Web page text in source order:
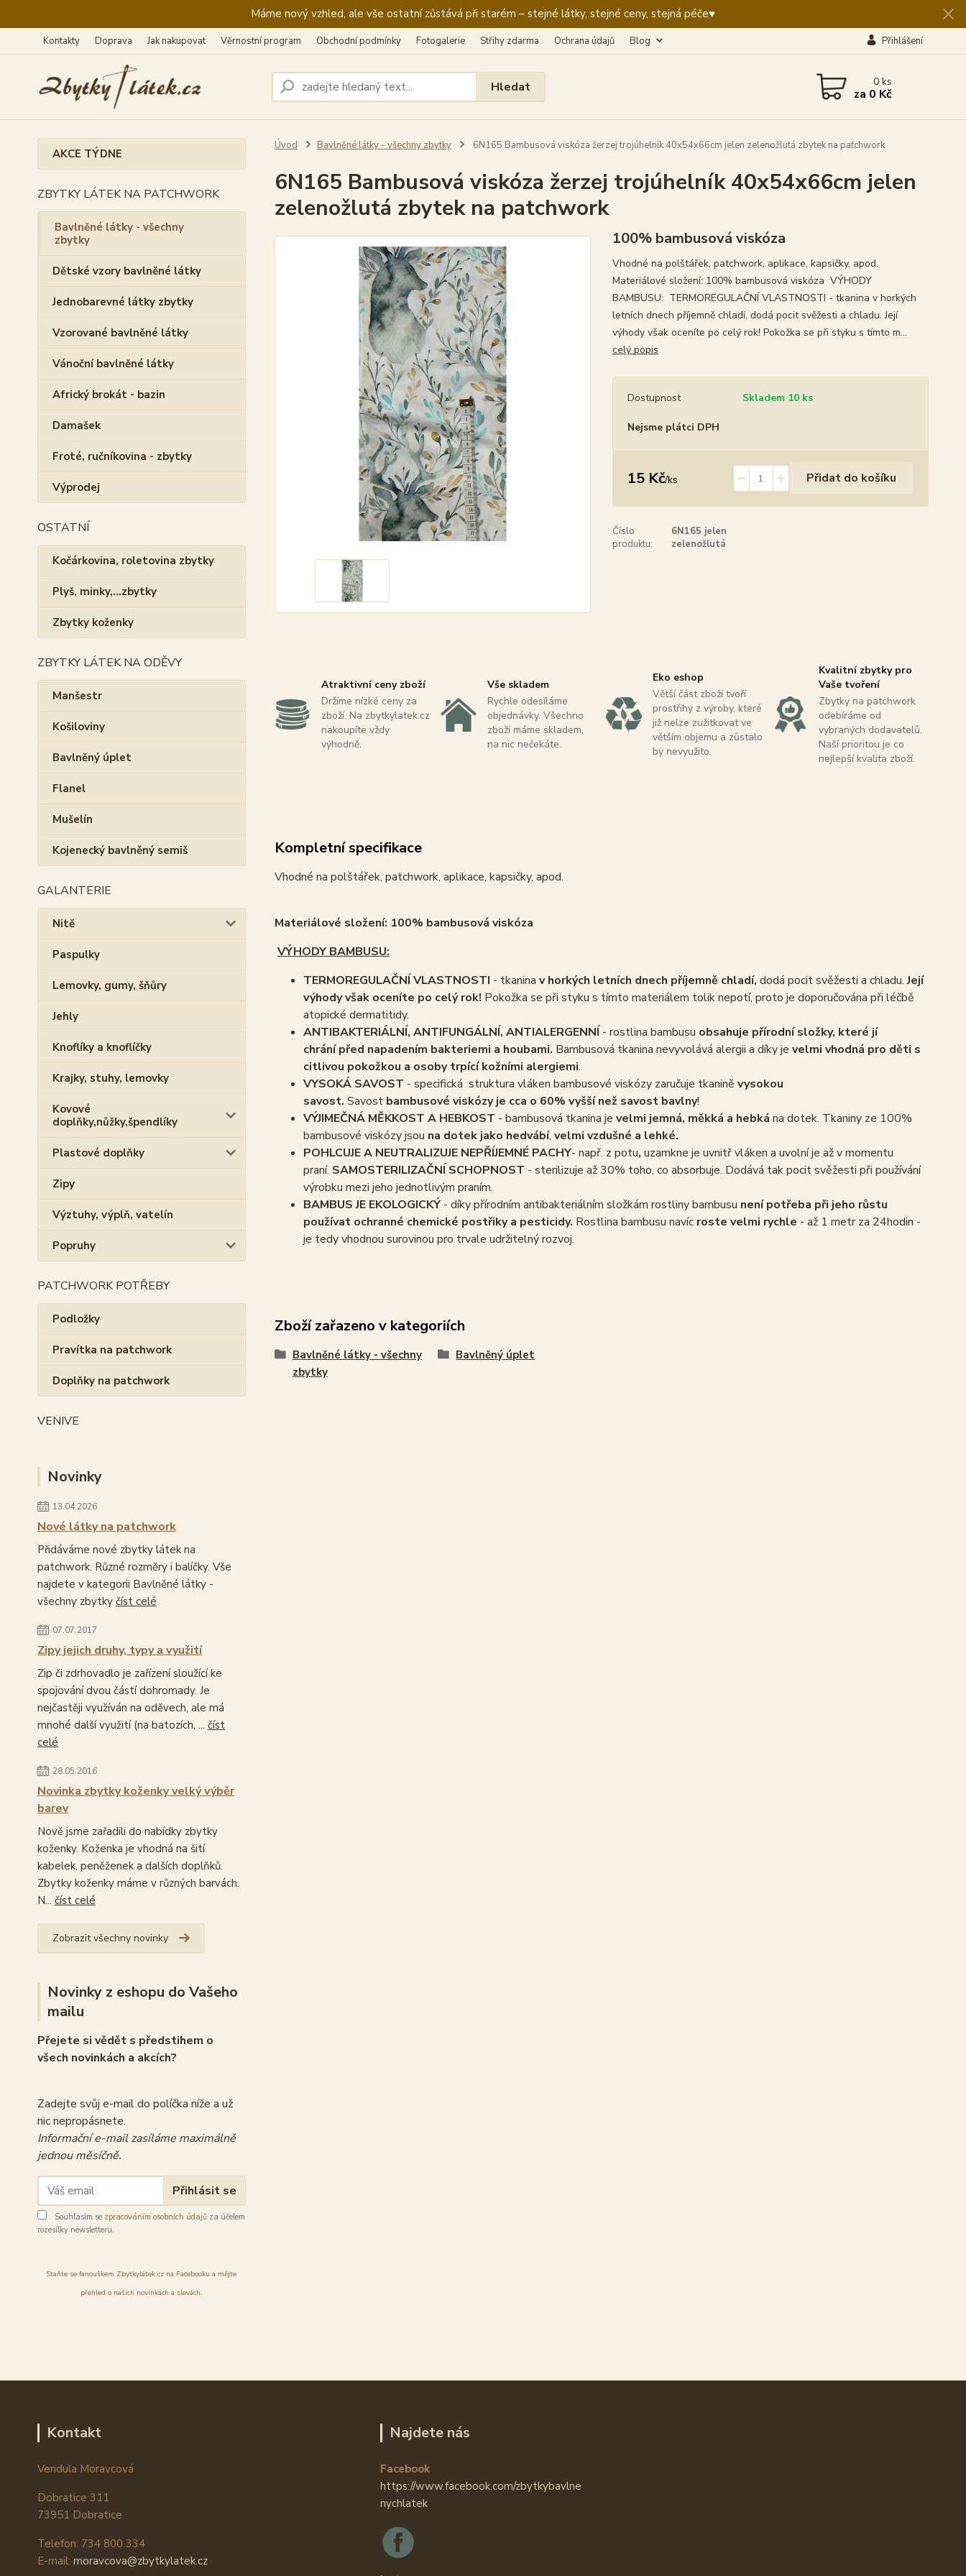
Máme nový vzhled, ale vše ostatní zůstává při starém – stejné látky, stejné ceny, stejná péče♥️
Kontakty Doprava Jak nakupovat Věrnostní program Obchodní podmínky Fotogalerie Střihy zdarma Ochrana údajů Blog Přihlášení
Hledat 0ks
za 0 Kč
AKCE TÝDNE
ZBYTKY LÁTEK NA PATCHWORK
Bavlněné látky - všechny
zbytky
Dětské vzory bavlněné látky
Jednobarevné látky zbytky
Vzorované bavlněné látky
Vánoční bavlněné látky
Africký brokát - bazin
Damašek
Froté, ručníkovina - zbytky
Výprodej
OSTATNÍ
Kočárkovina, roletovina zbytky
Plyš, minky,...zbytky
Zbytky koženky
ZBYTKY LÁTEK NA ODĚVY
Manšestr
Košiloviny
Bavlněný úplet
Flanel
Mušelín
Kojenecký bavlněný semiš
GALANTERIE
Nitě
Paspulky
Lemovky, gumy, šňůry
Jehly
Knoflíky a knoflíčky
Krajky, stuhy, lemovky
Kovové
doplňky,nůžky,špendlíky
Plastové doplňky
Zipy
Výztuhy, výplň, vatelín
Popruhy
PATCHWORK POTŘEBY
Podložky
Pravítka na patchwork
Doplňky na patchwork
VENIVE
Novinky
13.04.2026
Nové látky na patchwork
Přidáváme nové zbytky látek na
patchwork. Různé rozměry i balíčky. Vše
najdete v kategorii Bavlněné látky -
všechny zbytky číst celé
07.07.2017
Zipy jejich druhy, typy a využití
Zip či zdrhovadlo je zařízení sloužící ke
spojování dvou částí dohromady. Je
nejčastěji využíván na oděvech, ale má
mnohé další využití (na batozích, ... číst
celé
28.05.2016
Novinka zbytky koženky velký výběr
barev
Nově jsme zařadili do nabídky zbytky
koženky. Koženka je vhodná na šití
kabelek, peněženek a dalších doplňků.
Zbytky koženky máme v různých barvách.
N... číst celé
Zobrazit všechny novinky
Novinky z eshopu do Vašeho
mailu
Přejete si vědět s předstihem o
všech novinkách a akcích?
Zadejte svůj e-mail do políčka níže a už
nic nepropásnete.
Informační e-mail zasíláme maximálně
jednou měsíčně.
Přihlásit se
Souhlasím se zpracováním osobních údajů za účelem
rozesílky newsletteru.
Staňte se fanouškem Zbytkylátek.cz na Facebooku a mějte
přehled o našich novinkách a slevách.
Úvod Bavlněné látky - všechny zbytky 6N165 Bambusová viskóza žerzej trojúhelník 40x54x66cm jelen zelenožlutá zbytek na patchwork
6N165 Bambusová viskóza žerzej trojúhelník 40x54x66cm jelen
zelenožlutá zbytek na patchwork
100% bambusová viskóza
Vhodné na polštářek, patchwork, aplikace, kapsičky, apod.
Materiálové složení: 100% bambusová viskóza VÝHODY
BAMBUSU: TERMOREGULAČNÍ VLASTNOSTI - tkanina v horkých
letních dnech příjemně chladí, dodá pocit svěžesti a chladu. Její
výhody však oceníte po celý rok! Pokožka se při styku s tímto m...
celý popis
Dostupnost Skladem 10 ks
Nejsme plátci DPH
15 Kč/ks Přidat do košíku
Číslo
produktu:
6N165 jelen
zelenožlutá
Atraktivní ceny zboží
Držíme nízké ceny za
zboží. Na zbytkylatek.cz
nakoupíte vždy
výhodně.
Vše skladem
Rychle odesíláme
objednávky. Všechno
zboží máme skladem,
na nic nečekáte.
Eko eshop
Větší část zboží tvoří
prostřihy z výroby, které
již nelze zužitkovat ve
větším objemu a zůstalo
by nevyužito.
Kvalitní zbytky pro
Vaše tvoření
Zbytky na patchwork
odebíráme od
vybraných dodavatelů.
Naší prioritou je co
nejlepší kvalita zboží.
Kompletní specifikace
Vhodné na polštářek, patchwork, aplikace, kapsičky, apod.
Materiálové složení: 100% bambusová viskóza
VÝHODY BAMBUSU:
TERMOREGULAČNÍ VLASTNOSTI - tkanina v horkých letních dnech příjemně chladí, dodá pocit svěžesti a chladu.Její
výhody však oceníte po celý rok! Pokožka se při styku s tímto materiálem tolik nepotí, proto je doporučována při léčbě
atopické dermatitidy.
ANTIBAKTERIÁLNÍ, ANTIFUNGÁLNÍ, ANTIALERGENNÍ - rostlina bambusu obsahuje přírodní složky, které jí
chrání před napadením bakteriemi a houbami. Bambusová tkanina nevyvolává alergii a díky je velmi vhodná pro děti s
citlivou pokožkou a osoby trpící kožními alergiemi.
VYSOKÁ SAVOST - specifická struktura vláken bambusové viskózy zaručuje tkanině vysokou
savost. Savost bambusové viskózy je cca o 60% vyšší než savost bavlny!
VÝJIMEČNÁ MĚKKOST A HEBKOST - bambusová tkanina je velmi jemná, měkká a hebká na dotek. Tkaniny ze 100%
bambusové viskózy jsou na dotek jako hedvábí, velmi vzdušné a lehké.
POHLCUJE A NEUTRALIZUJE NEPŘÍJEMNÉ PACHY- např. z potu, uzamkne je uvnitř vláken a uvolní je až v momentu
praní. SAMOSTERILIZAČNÍ SCHOPNOST - sterilizuje až 30% toho, co absorbuje. Dodává tak pocit svěžesti při používání
výrobku mezi jeho jednotlivým praním.
BAMBUS JE EKOLOGICKÝ- díky přírodním antibakteriálním složkám rostliny bambusu není potřeba při jeho růstu
používat ochranné chemické postřiky a pesticidy. Rostlina bambusu navíc roste velmi rychle - až 1 metr za 24hodin -
je tedy vhodnou surovinou pro trvale udržitelný rozvoj.
Zboží zařazeno v kategoriích
Bavlněné látky - všechny
zbytky
Bavlněný úplet
Kontakt
Vendula Moravcová
Dobratice 311
73951 Dobratice
Telefon: 734 800 334
E-mail: moravcova@zbytkylatek.cz
Najdete nás
Facebook
https://www.facebook.com/zbytkybavlne
nychlatek